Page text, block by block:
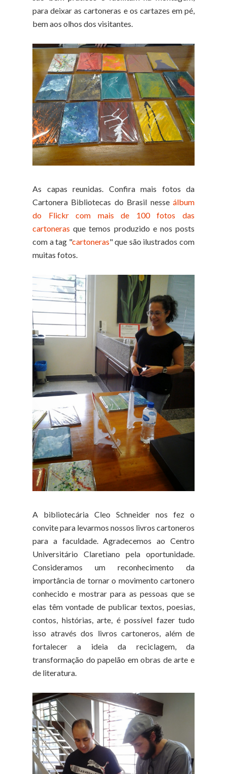
para deixar as cartoneras e os cartazes em pé,
bem aos olhos dos visitantes.
As capas reunidas. Confira mais fotos da
Cartonera Bibliotecas do Brasil nesse álbum
do Flickr com mais de 100 fotos das
cartoneras que temos produzido e nos posts
com a tag "cartoneras" que são ilustrados com
muitas fotos.
A bibliotecária Cleo Schneider nos fez o
convite para levarmos nossos livros cartoneros
para a faculdade. Agradecemos ao Centro
Universitário Claretiano pela oportunidade.
Consideramos um reconhecimento da
importância de tornar o movimento cartonero
conhecido e mostrar para as pessoas que se
elas têm vontade de publicar textos, poesias,
contos, histórias, arte, é possível fazer tudo
isso através dos livros cartoneros, além de
fortalecer a ideia da reciclagem, da
transformação do papelão em obras de arte e
de literatura.